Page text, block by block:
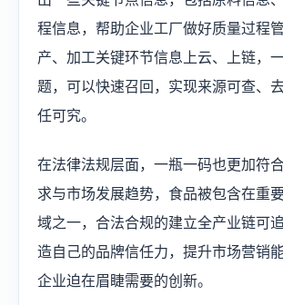
程信息，帮助企业工厂做好质量过程
产、加工关键环节信息上云、上链，
题，可以快速召回，实现来源可查、
任可究。
在法律法规层面，一瓶一码也更加符
求与市场发展趋势，食品被包含在重
域之一，合法合规的建立全产业链可
造自己的品牌信任力，提升市场营销
企业迫在眉睫需要的创新。